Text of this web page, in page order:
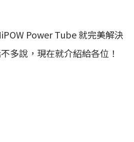
Power Tube 就完美解決
多說，現在就介紹給各位！